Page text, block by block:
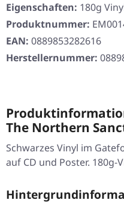
Eigenschaften: 180g
Produktnummer:
EAN: 0889853282616
Herstellernummer:
The Northern
Schwarzes Vinyl im
auf CD und Poster. 180g-